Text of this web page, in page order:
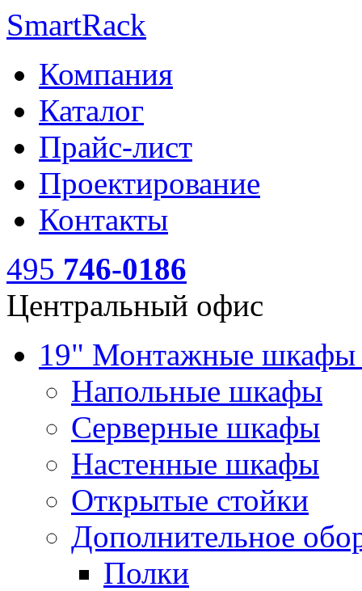
SmartRack
Компания
Каталог
Прайс-лист
Проектирование
Контакты
495 746-0186
Центральный офис
19" Монтажные
Напольные шкафы
Серверные шкафы
Настенные шкафы
Открытые стойки
Дополнительное
Полки